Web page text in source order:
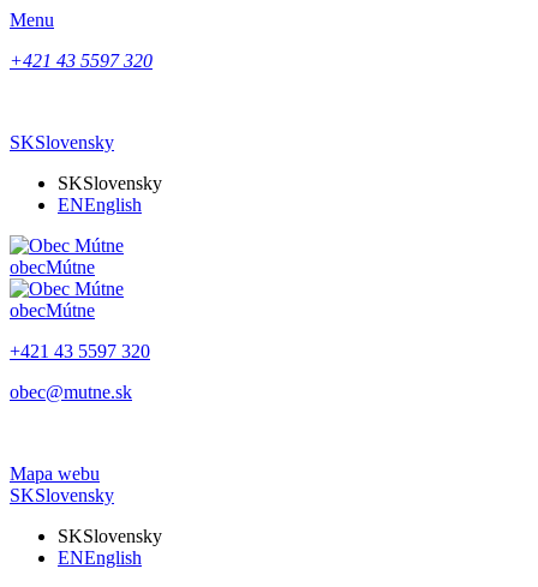
Menu
+421 43 5597 320
SKSlovensky
SKSlovensky
ENEnglish
obecMútne
obecMútne
+421 43 5597 320
obec@mutne.sk
Mapa webu
SKSlovensky
SKSlovensky
ENEnglish